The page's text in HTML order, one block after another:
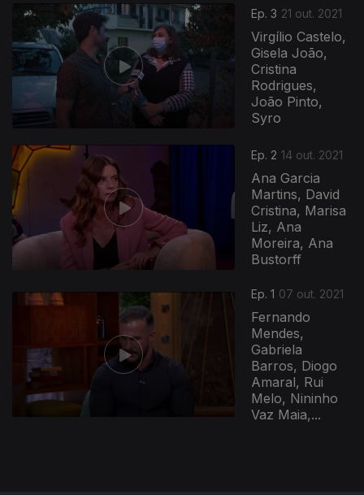
Ep. 3 21 out. 2021
Virgílio Castelo,
Gisela João,
Cristina
Rodrigues,
João Pinto,
Syro
Ep. 2 14 out. 2021
Ana Garcia
Martins, David
Cristina, Marisa
Liz, Ana
Moreira, Ana
Bustorff
573357
Ep. 1 07 out. 2021
Fernando
Mendes,
Gabriela
Barros, Diogo
Amaral, Rui
Melo, Nininho
Vaz Maia,...
571989